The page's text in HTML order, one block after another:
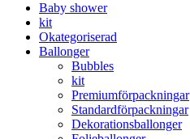
Baby shower
kit
Okategoriserad
Ballonger
Bubbles
kit
Premium­förpackningar
Standard­­förpackningar
Dekorations­ballonger